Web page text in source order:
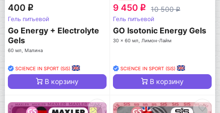
400 q
Гель питьевой
Go Energy + Electrolyte
Gels
60 мл, Малина
SCIENCE IN SPORT (SiS)
В корзину
9 450 q 10 500q
Гель питьевой
GO Isotonic Energy Gels
30 x 60 мл, Лимон-Лайм
SCIENCE IN SPORT (SiS)
В корзину